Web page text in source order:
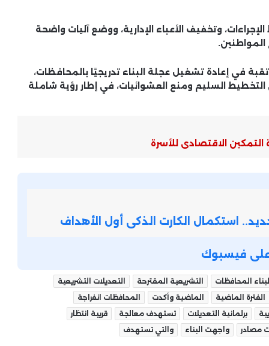
وتخفيف الأعباء الإدارية، ووضع آليات واضحة
في إعادة تشغيل عجلة البناء تدريجيًا بالمحافظات،
السليم ومنع العشوائيات، في إطار رؤية شاملة
التمكين الاقتصادى للأسرة
استكمال الكارت الذكى أول الأهداف
على فيسبوك
البناء المحافظات التشريعية المقترحة
التعديلات التشريعية
الفترة الماضية الماضية وأكدت
المحافظات انفراجة
برلمانية التعديلات تستهدف معالجة
قريبة انتظار
مصادر واجهت البناء والتي تستهدف
مناطق السحب الممطرة والأتربة
المثارة وتحذر من الرياح
نتيجة الشهادة الإعدادية 2026 برقم
الجلوس.. مؤشرات مطمئنة وبشرى
سارة للطلاب
بروتوكوليًا
وزير الخارجية يؤكد دعم مصر لمنظمة
تنمية المرأة ويبحث تعزيز دورها في
العالم الإسلامي